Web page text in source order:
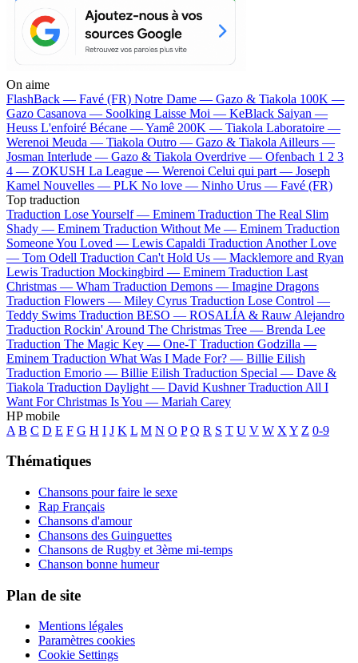
On aime
FlashBack — Favé (FR) Notre Dame — Gazo & Tiakola 100K —
Gazo Casanova — Soolking Laisse Moi — KeBlack Saiyan —
Heuss L'enfoiré Bécane —Yamê 200K — Tiakola Laboratoire —
Werenoi Meuda — Tiakola Outro — Gazo & Tiakola Ailleurs —
Josman Interlude — Gazo & Tiakola Overdrive — Ofenbach 1 2 3
4 — ZOKUSH La League — Werenoi Celui qui part — Joseph
Kamel Nouvelles — PLK No love — Ninho Urus — Favé (FR)
Top traduction
Traduction Lose Yourself — Eminem Traduction The Real Slim
Shady — Eminem Traduction Without Me — Eminem Traduction
Someone You Loved — Lewis Capaldi Traduction Another Love
— Tom Odell Traduction Can't Hold Us — Macklemore and Ryan
Lewis Traduction Mockingbird — Eminem Traduction Last
Christmas — Wham Traduction Demons — Imagine Dragons
Traduction Flowers — Miley Cyrus Traduction Lose Control —
Teddy Swims Traduction BESO — ROSALÍA & Rauw Alejandro
Traduction Rockin' Around The Christmas Tree — Brenda Lee
Traduction The Magic Key — One-T Traduction Godzilla —
Eminem Traduction What Was I Made For? — Billie Eilish
Traduction Emorio — Billie Eilish Traduction Special — Dave &
Tiakola Traduction Daylight — David Kushner Traduction All I
Want For Christmas Is You — Mariah Carey
HP mobile
A B C D E F G H I J K L M N O P Q R S T U V W X Y Z 0-9
Thématiques
Chansons pour faire le sexe
Rap Français
Chansons d'amour
Chansons des Guinguettes
Chansons de Rugby et 3ème mi-temps
Chanson bonne humeur
Plan de site
Mentions légales
Paramètres cookies
Cookie Settings